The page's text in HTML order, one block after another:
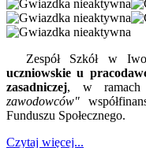
Zespół Szkół w
uczniowskie u
zasadniczej, w ramach
zawodowców"
Funduszu Społecznego.
Czytaj więcej...